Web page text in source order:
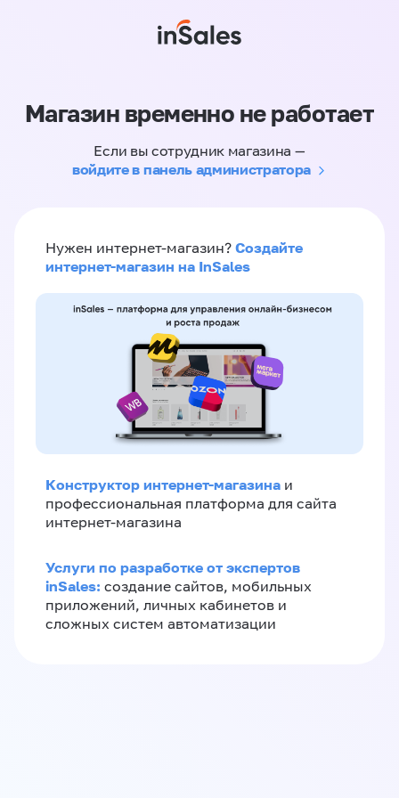
Магазин временно не работает
Если вы сотрудник магазина —
войдите в панель администратора
Нужен интернет-магазин? Создайте
интернет-магазин на InSales
Конструктор интернет-магазина и
профессиональная платформа для сайта
интернет-магазина
Услуги по разработке от экспертов
inSales: создание сайтов, мобильных
приложений, личных кабинетов и
сложных систем автоматизации